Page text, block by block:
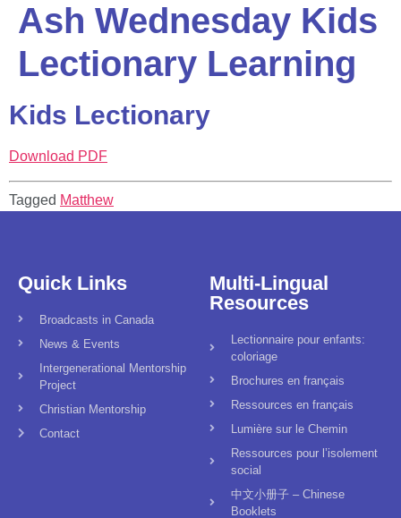
Ash Wednesday Kids
Lectionary Learning
Kids Lectionary
Download PDF
Tagged Matthew
Quick Links
Broadcasts in Canada
News & Events
Intergenerational Mentorship
Project
Christian Mentorship
Contact
Multi-Lingual
Resources
Lectionnaire pour enfants:
coloriage
Brochures en français
Ressources en français
Lumière sur le Chemin
Ressources pour l’isolement
social
中文小册子 – Chinese
Booklets